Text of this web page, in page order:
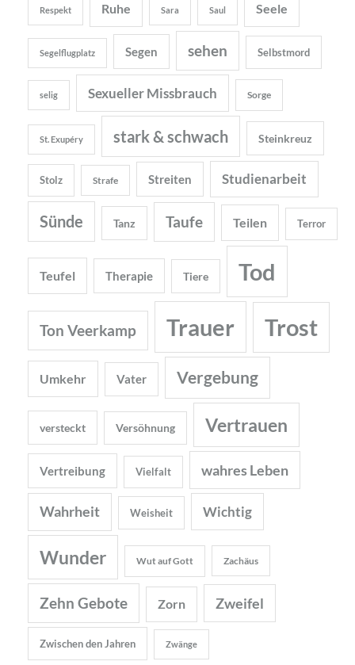
Respekt Ruhe Sara Saul Seele
Segelflugplatz Segen sehen Selbstmord
selig Sexueller Missbrauch Sorge
St. Exupéry stark & schwach Steinkreuz
Stolz Strafe Streiten Studienarbeit
Sünde Tanz Taufe Teilen Terror
Teufel Therapie Tiere Tod
Ton Veerkamp Trauer Trost
Umkehr Vater Vergebung
versteckt Versöhnung Vertrauen
Vertreibung Vielfalt wahres Leben
Wahrheit Weisheit Wichtig
Wunder Wut auf Gott Zachäus
Zehn Gebote Zorn Zweifel
Zwischen den Jahren Zwänge